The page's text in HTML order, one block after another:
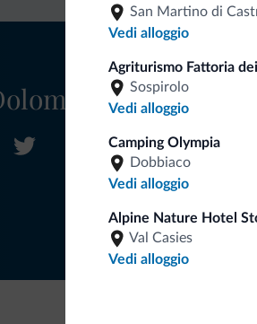
San Martino di
Vedi alloggio
Agriturismo Fattoria
Sospirolo
Vedi alloggio
Camping Olympia
Dobbiaco
Vedi alloggio
Alpine Nature Hotel
Val Casies
Vedi alloggio